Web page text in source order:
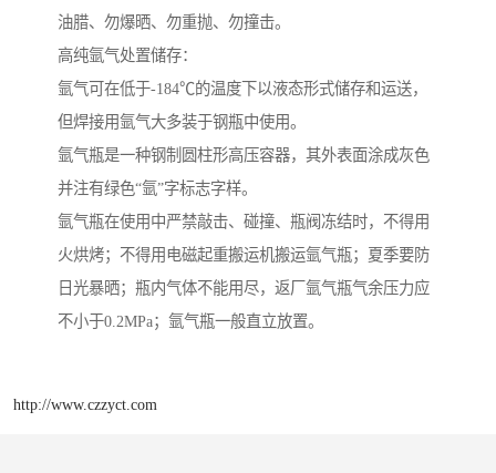
油腊、勿爆晒、勿重抛、勿撞击。
高纯氩气处置储存：
氩气可在低于-184℃的温度下以液态形式储存和运送，
但焊接用氩气大多装于钢瓶中使用。
氩气瓶是一种钢制圆柱形高压容器，其外表面涂成灰色
并注有绿色“氩”字标志字样。
氩气瓶在使用中严禁敲击、碰撞、瓶阀冻结时，不得用
火烘烤；不得用电磁起重搬运机搬运氩气瓶；夏季要防
日光暴晒；瓶内气体不能用尽，返厂氩气瓶气余压力应
不小于0.2MPa；氩气瓶一般直立放置。
http://www.czzyct.com